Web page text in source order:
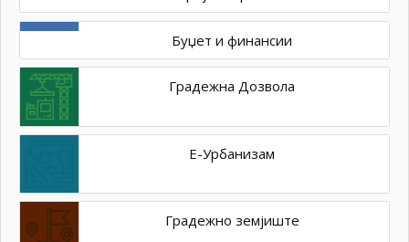
Буџет и финансии
Градежна Дозвола
Е-Урбанизам
Градежно земјиште